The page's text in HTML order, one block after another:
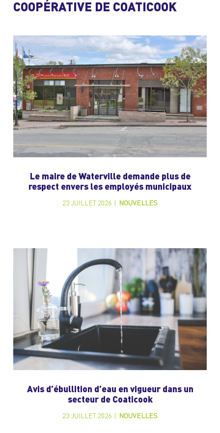
COOPÉRATIVE DE COATICOOK
Le maire de Waterville demande plus de
respect envers les employés municipaux
23 JUILLET 2026 NOUVELLES
Avis d’ébullition d’eau en vigueur dans un
secteur de Coaticook
23 JUILLET 2026 NOUVELLES